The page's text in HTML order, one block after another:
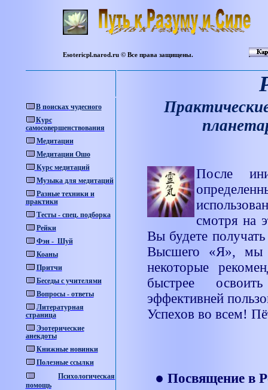
Esotericpl.narod.ru © Все права защищены.
В поисках чудесного
Курс
самосовершенствования
Медитации
Медитации Ошо
Курс медитаций
Музыка для медитаций
Разные техники и
практики
Тесты - спец. подборка
Рейки
Фэн - Шуй
Коаны
Притчи
Беседы с учителями
Вопросы - ответы
Литературная
страница
Эзотерические
анекдоты
Книжные новинки
Полезные ссылки
Психологическая
помощь
После
смотря на
Вы будете
Высшего «Я», мы
некоторые
быстрее
эффективней
Успехов во всем!
● Посвящение в